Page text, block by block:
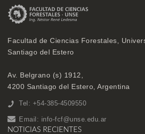
Facultad de Ciencias Forestales,
Santiago del Estero
Av. Belgrano (s) 1912,
4200 Santiago del Estero, Argentina
Tel: +54-385-4509550
Email: info-fcf@unse.edu.ar
NOTICIAS RECIENTES